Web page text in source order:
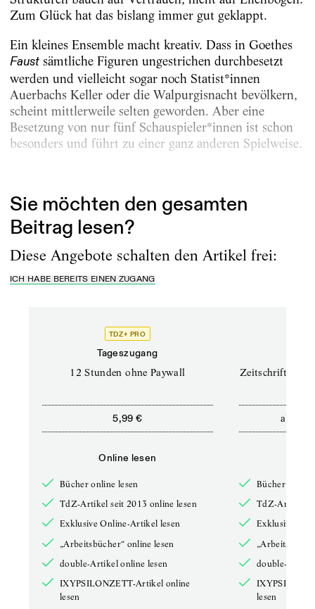
Zum Glück hat das bislang immer gut geklappt.
Ein kleines Ensemble macht kreativ. Dass in ­Goethes
Faustsämtliche Figuren ungestrichen durchbesetzt
werden und vielleicht sogar noch Statist*innen
Auerbachs Keller oder die Walpurgisnacht be­völkern,
scheint mittlerweile selten geworden. Aber eine
Besetzung von nur fünf Schauspieler*innen ist schon
besonders und führt zu einer ganz anderen Spielweise.
Sie möchten den gesamten
Beitrag lesen?
Diese Angebote schalten den Artikel frei:
ICH HABE BEREITS EINEN ZUGANG
TDZ+ PRO
Tageszugang
12 Stunden ohne Paywall
5,99 €
Online lesen
Bücher online lesen
TdZ-Artikel seit 2013 online lesen
Exklusive Online-Artikel lesen
„Arbeitsbücher“ online lesen
double-Artikel online lesen
IXYPSILONZETT-Artikel online
lesen
Zeitschriften
ab
Bücher online
TdZ-Artikel
Exklusive
double-
lesen